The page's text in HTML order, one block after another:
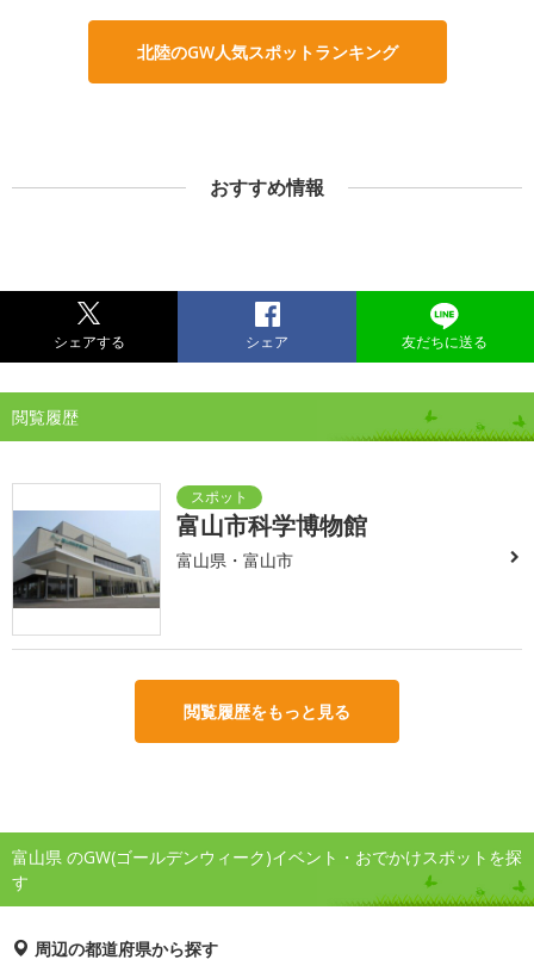
北陸のGW人気スポットランキング
おすすめ情報
シェアする シェア 友だちに送る
閲覧履歴
富山市科学博物館
富山県・富山市
閲覧履歴をもっと見る
富山県 のGW(ゴールデンウィーク)イベント・おでかけスポットを探
す
周辺の都道府県から探す